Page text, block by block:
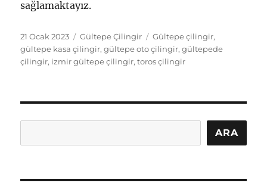
sağlamaktayız.
Yayın
tarihi
21 Ocak 2023 Kategoriler
Gültepe Çilingir Etiketler
Gültepe çilingir,
gültepe kasa çilingir,gültepe oto çilingir,gültepede
çilingir, izmir gültepe çilingir,toros çilingir
ARA